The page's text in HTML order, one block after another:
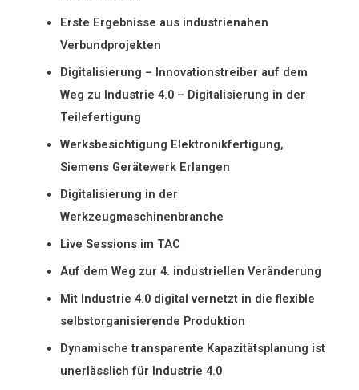
Erste Ergebnisse aus industrienahen
Verbundprojekten
Digitalisierung – Innovationstreiber auf dem
Weg zu Industrie 4.0 – Digitalisierung in der
Teilefertigung
Werksbesichtigung Elektronikfertigung,
Siemens Gerätewerk Erlangen
Digitalisierung in der
Werkzeugmaschinenbranche
Live Sessions im TAC
Auf dem Weg zur 4. industriellen Veränderung
Mit Industrie 4.0 digital vernetzt in die flexible
selbstorganisierende Produktion
Dynamische transparente Kapazitätsplanung ist
unerlässlich für Industrie 4.0